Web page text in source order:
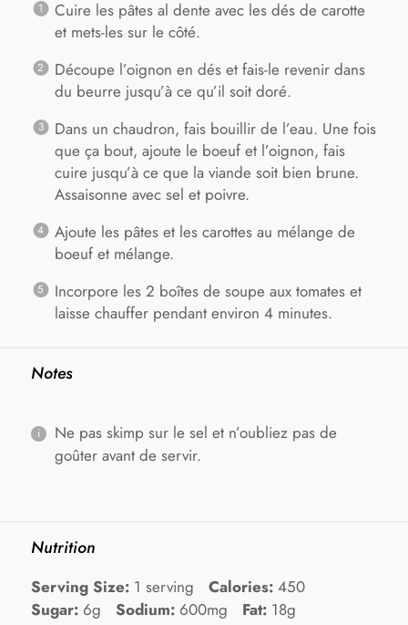
Cuire les pâtes al dente avec les dés de carotte
et mets-les sur le côté.
Découpe l’oignon en dés et fais-le revenir dans
du beurre jusqu’à ce qu’il soit doré.
Dans un chaudron, fais bouillir de l’eau. Une fois
que ça bout, ajoute le boeuf et l’oignon, fais
cuire jusqu’à ce que la viande soit bien brune.
Assaisonne avec sel et poivre.
Ajoute les pâtes et les carottes au mélange de
boeuf et mélange.
Incorpore les 2 boîtes de soupe aux tomates et
laisse chauffer pendant environ 4 minutes.
Notes
Ne pas skimp sur le sel et n’oubliez pas de
goûter avant de servir.
Nutrition
Serving Size: 1 serving Calories: 450
Sugar: 6g Sodium: 600mg Fat: 18g